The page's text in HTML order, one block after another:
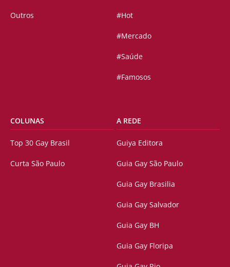
Outros #Hot
#Mercado
#Saúde
#Famosos
COLUNAS
Top 30 Gay Brasil
Curta São Paulo
A REDE
Guiya Editora
Guia Gay São Paulo
Guia Gay Brasilia
Guia Gay Salvador
Guia Gay BH
Guia Gay Floripa